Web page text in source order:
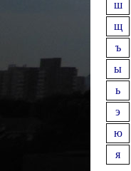
ш
щ
ъ
ы
ь
э
ю
я